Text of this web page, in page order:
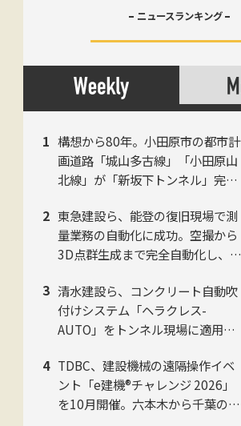
ニュースランキング
構想から80年。小田原市の都市計
画道路「城山多古線」「小田原山
北線」が「新坂下トンネル」完成
東急建設ら、能登の復旧現場で測
量業務の自動化に成功。空撮から
3D点群生成まで完全自動化し、工
清水建設ら、コンクリート自動吹
付けシステム「ヘラクレス-
AUTO」をトンネル現場に適用。
し、均質な自動吹付けを実現
TDBC、建設機械の遠隔操作イベ
ント「e建機®チャレンジ 2026」
を10月開催。六本木から千葉の油